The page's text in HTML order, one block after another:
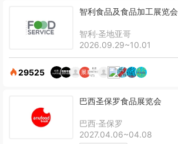
智利食品及食品加工展览会
智利·圣地亚哥
2026.09.29~10.01
29525
巴西圣保罗食品展览会
巴西·圣保罗
2027.04.06~04.08